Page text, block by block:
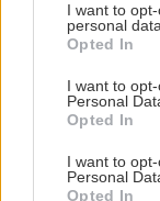
I want to
personal data.
Opted In
I want to
Personal
Opted In
I want to
Personal
Opted In
Ηράκλειο: Η
φέρεται να
ΚΡΗΤΗ
θάλασσα